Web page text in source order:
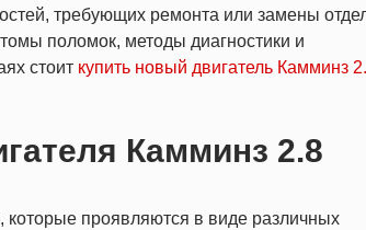
требующих ремонта или замены
поломок, методы диагностики и
стоит купить новый двигатель Камминз
Камминз 2.8
которые проявляются в виде различных